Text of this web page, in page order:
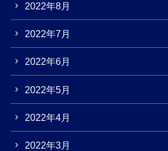
2022年8月
2022年7月
2022年6月
2022年5月
2022年4月
2022年3月